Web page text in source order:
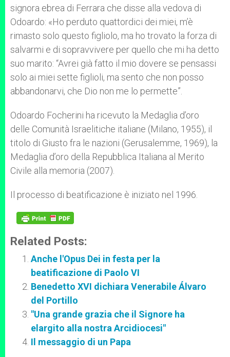
signora ebrea di Ferrara che disse alla vedova di
Odoardo: «Ho perduto quattordici dei miei, m’è
rimasto solo questo figliolo, ma ho trovato la forza di
salvarmi e di sopravvivere per quello che mi ha detto
suo marito: “Avrei già fatto il mio dovere se pensassi
solo ai miei sette figlioli, ma sento che non posso
abbandonarvi, che Dio non me lo permette”.
Odoardo Focherini ha ricevuto la Medaglia d’oro
delle Comunità Israelitiche italiane (Milano, 1955), il
titolo di Giusto fra le nazioni (Gerusalemme, 1969), la
Medaglia d’oro della Repubblica Italiana al Merito
Civile alla memoria (2007).
Il processo di beatificazione è iniziato nel 1996.
Related Posts:
Anche l'Opus Dei in festa per la
beatificazione di Paolo VI
Benedetto XVI dichiara Venerabile Álvaro
del Portillo
"Una grande grazia che il Signore ha
elargito alla nostra Arcidiocesi"
Il messaggio di un Papa